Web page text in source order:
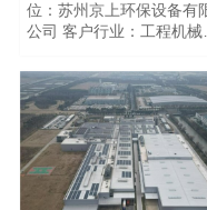
废水总量：10吨+60吨 进
指标：PH8
COD15mg/L$$
位：苏州京上环保设备有
公司 客户行业：工程机械
水、水性漆废水 废水总量
10吨 $$ 项目PHCOD氨氮 总
磷浊度色度 进水指标
912450 未检出未检出
526720456050 回用指标
8.22563未检出未检出
1610$$$$